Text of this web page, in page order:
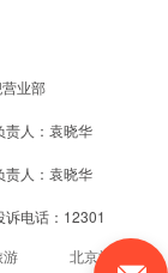
业部
责人：袁晓华
责人：袁晓华
诉电话：12301
游
北京旅游